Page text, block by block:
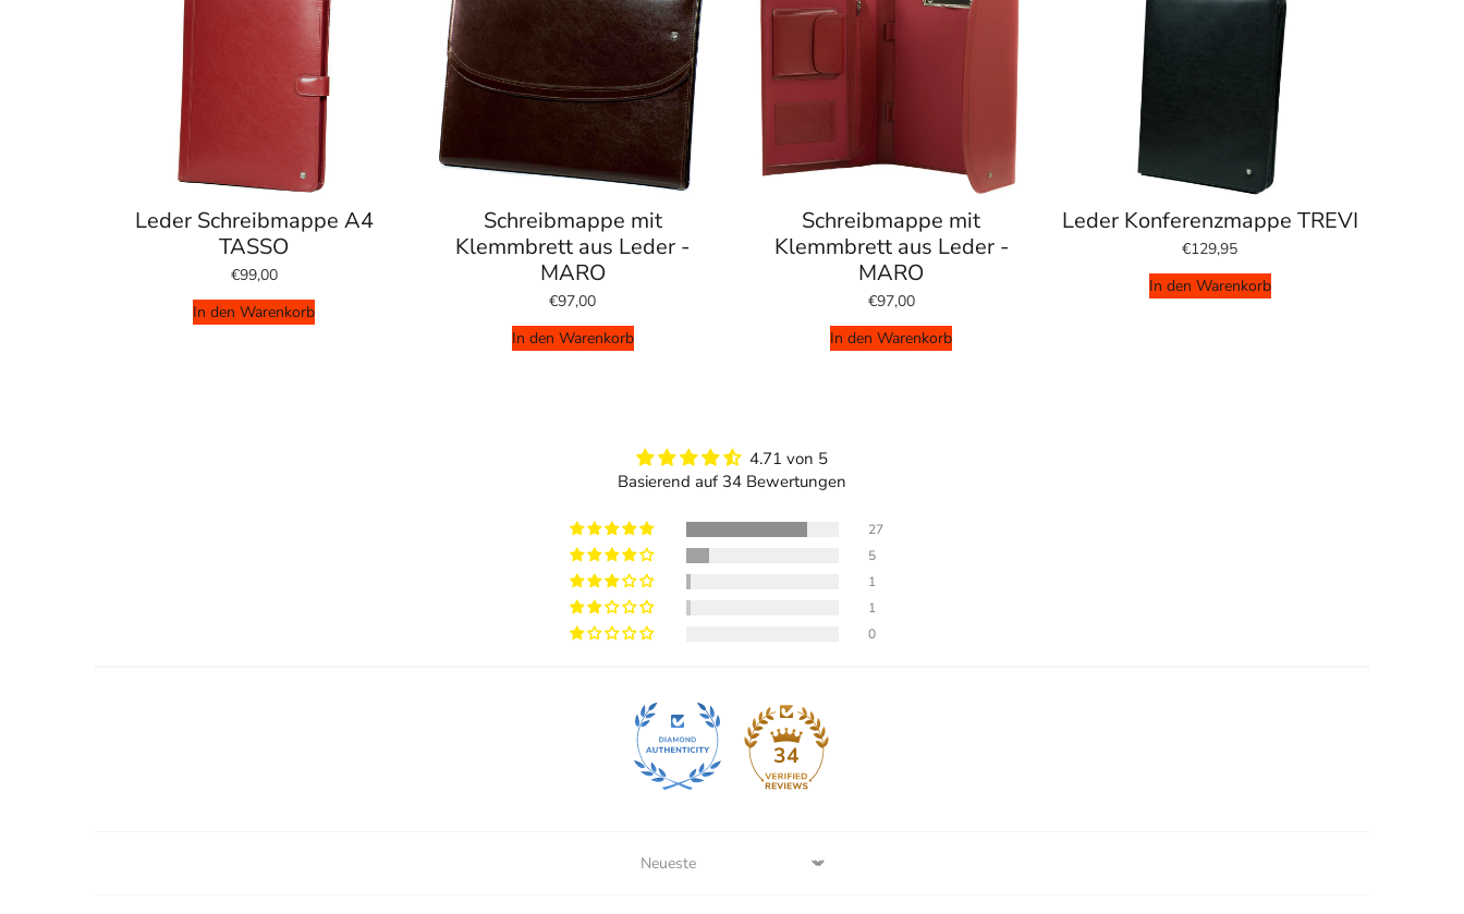
Leder Schreibmappe A4
TASSO
€99,00
In den Warenkorb
Schreibmappe mit
Klemmbrett aus Leder -
MARO
€97,00
In den Warenkorb
Schreibmappe mit
Klemmbrett aus Leder -
MARO
€97,00
In den Warenkorb
Leder Konferenzmappe TREVI
€129,95
In den Warenkorb
4.71 von 5
Basierend auf 34 Bewertungen
27
5
1
1
0
34
Sort by